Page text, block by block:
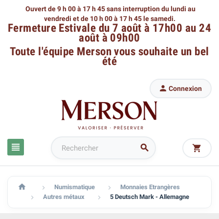
Ouvert de 9 h 00 à 17 h 45 sans interruption du lundi au
vendredi et de 10 h 00 à 17 h 45 le samedi.
Fermeture Estivale du 7 août à 17h00 au 24
août à 09h00
Toute l'équipe Mersonvous souhaite un bel
été
 
 Connexion

  Numismatique  Monnaies Etrangères
 Autres métaux  5 Deutsch Mark - Allemagne